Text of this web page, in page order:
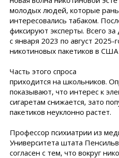
молодых людей, которые
интересовались табаком.
фиксируют эксперты. Всего
с января 2023 по август
никотиновых пакетиков в
Часть этого спроса
приходится на школьников.
показывают, что интерес к
сигаретам снижается, зато
пакетиков неуклонно растет.
Профессор психиатрии из
Университета штата
согласен с тем, что вокруг